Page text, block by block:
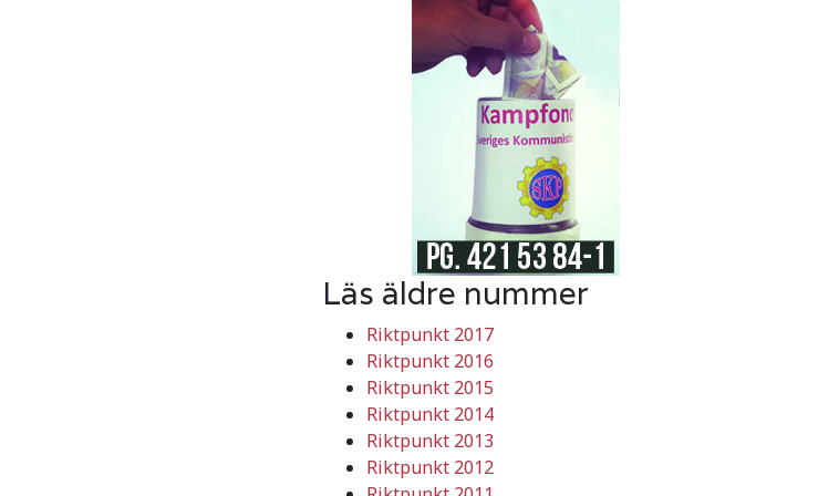
Läs äldre nummer
Riktpunkt 2017
Riktpunkt 2016
Riktpunkt 2015
Riktpunkt 2014
Riktpunkt 2013
Riktpunkt 2012